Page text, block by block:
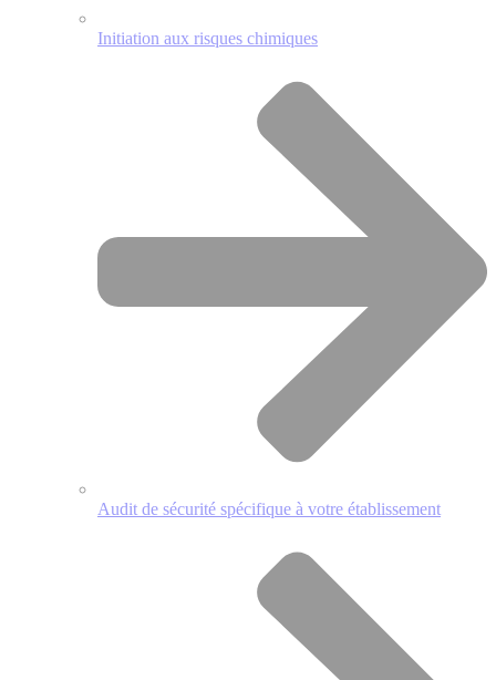
Initiation aux risques chimiques
Audit de sécurité spécifique à votre établissement